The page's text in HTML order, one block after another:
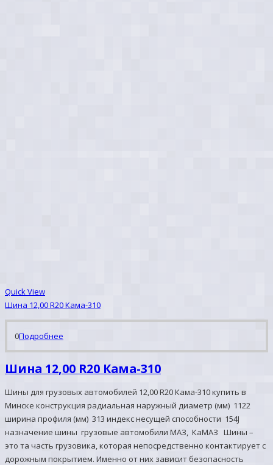
Quick View
Шина 12,00 R20 Кама-310
0Подробнее
Шина 12,00 R20 Кама-310
Шины для грузовых автомобилей 12,00 R20 Кама-310 купить в
Минске конструкция радиальная наружный диаметр (мм) 1122
ширина профиля (мм) 313 индекс несущей способности 154J
назначение шины грузовые автомобили МАЗ, КаМАЗ Шины –
это та часть грузовика, которая непосредственно контактирует с
дорожным покрытием. Именно от них зависит безопасность